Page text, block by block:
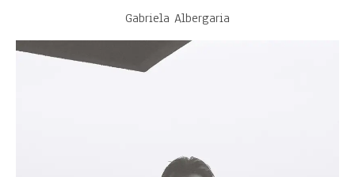
Gabriela Albergaria